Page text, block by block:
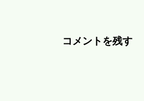
コメントを残す